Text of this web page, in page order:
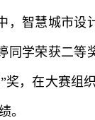
，智慧城市设
同学荣获二等
奖，在大赛组
。